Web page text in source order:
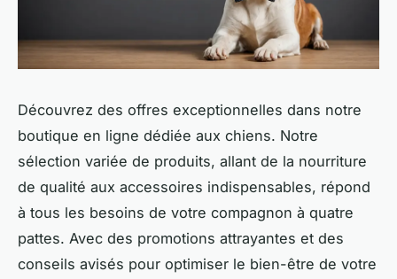
Découvrez des offres exceptionnelles dans notre
boutique en ligne dédiée aux chiens. Notre
sélection variée de produits, allant de la nourriture
de qualité aux accessoires indispensables, répond
à tous les besoins de votre compagnon à quatre
pattes. Avec des promotions attrayantes et des
conseils avisés pour optimiser le bien-être de votre